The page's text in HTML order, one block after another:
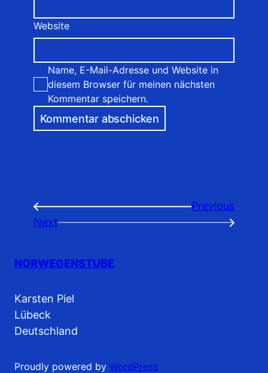
Website
Name, E-Mail-Adresse und Website in
diesem Browser für meinen nächsten
Kommentar speichern.
←
Previous
Next
→
NORWEGENSTUBE
Karsten Piel
Lübeck
Deutschland
Proudly powered by WordPress